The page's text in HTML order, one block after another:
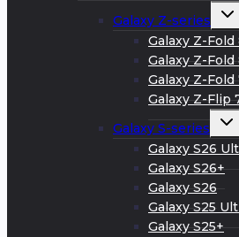
Galaxy Z-series
Galaxy Z-Fold
Galaxy Z-Fold
Galaxy Z-Fold
Galaxy Z-Flip
Galaxy S-series
Galaxy S26
Galaxy S26+
Galaxy S26
Galaxy S25
Galaxy S25+